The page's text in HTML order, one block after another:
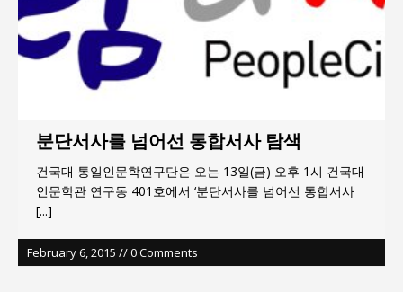
이홍원 작가, 생활문화상품 4종 판매
분단서사를 넘어선 통합서사 탐색
건국대 통일인문학연구단은 오는 13일(금) 오후 1시 건국대
인문학관 연구동 401호에서 ‘분단서사를 넘어선 통합서사
[...]
February 6, 2015 // 0 Comments